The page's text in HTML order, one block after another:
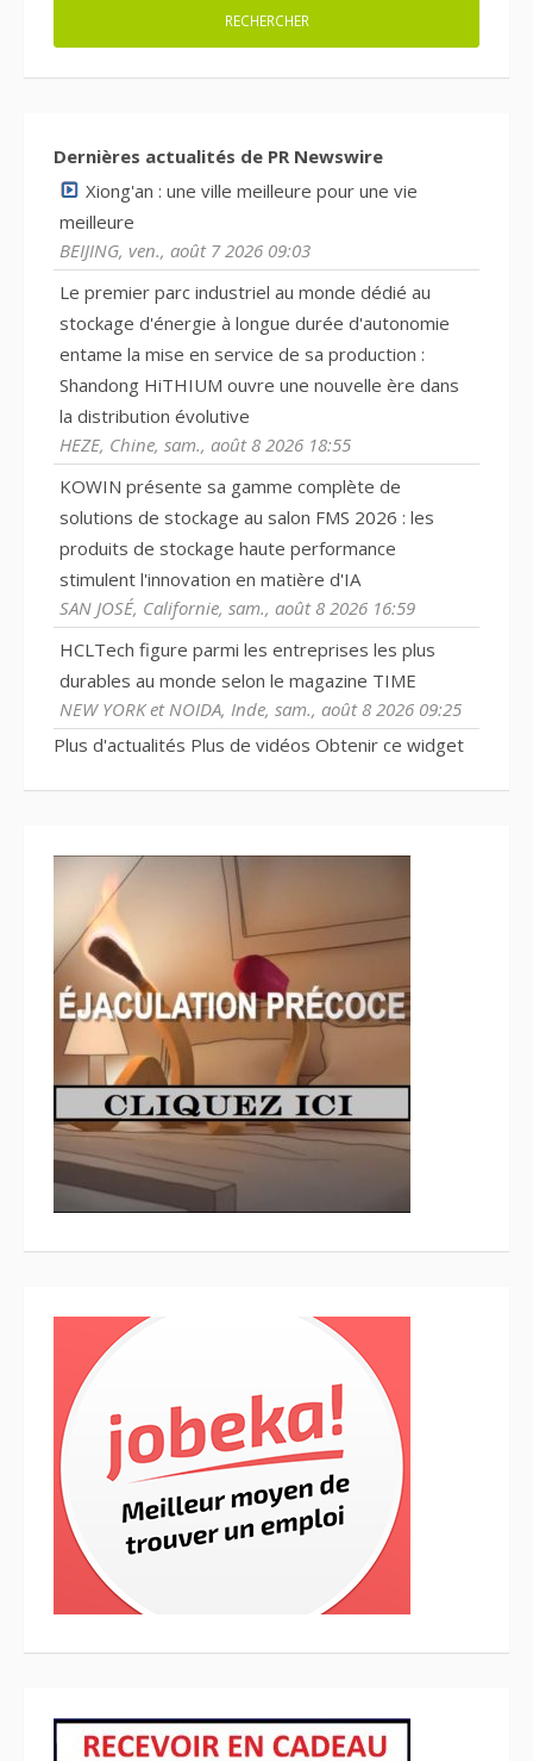
Dernières actualités de PR Newswire
Xiong'an : une ville meilleure pour une vie
meilleure
BEIJING, ven., août 7 2026 09:03
Le premier parc industriel au monde dédié au
stockage d'énergie à longue durée d'autonomie
entame la mise en service de sa production :
Shandong HiTHIUM ouvre une nouvelle ère dans
la distribution évolutive
HEZE, Chine, sam., août 8 2026 18:55
KOWIN présente sa gamme complète de
solutions de stockage au salon FMS 2026 : les
produits de stockage haute performance
stimulent l'innovation en matière d'IA
SAN JOSÉ, Californie, sam., août 8 2026 16:59
HCLTech figure parmi les entreprises les plus
durables au monde selon le magazine TIME
NEW YORK et NOIDA, Inde, sam., août 8 2026 09:25
Plus d'actualités Plus de vidéos Obtenir ce widget